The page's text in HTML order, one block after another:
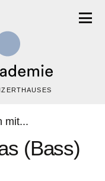
mit...
(Bass)